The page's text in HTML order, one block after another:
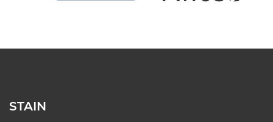
STAIN